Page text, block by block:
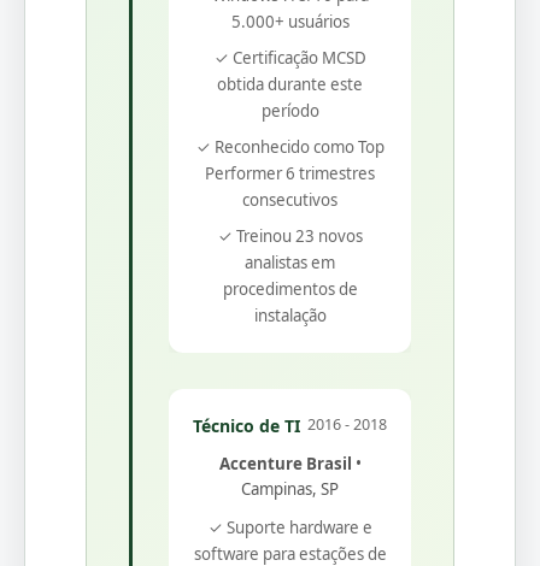
5.000+ usuários
✓ Certificação MCSD
obtida durante este
período
✓ Reconhecido como Top
Performer 6 trimestres
consecutivos
✓ Treinou 23 novos
analistas em
procedimentos de
instalação
Técnico de TI 2016 - 2018
Accenture Brasil •
Campinas, SP
✓ Suporte hardware e
software para estações de